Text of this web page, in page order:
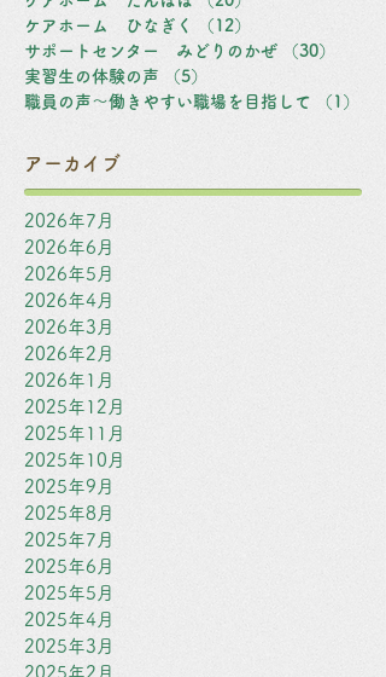
ケアホーム ひなぎく
（12）
サポートセンター みどりのかぜ
（30）
実習生の体験の声
（5）
職員の声～働きやすい職場を目指して
（1）
アーカイブ
2026年7月
2026年6月
2026年5月
2026年4月
2026年3月
2026年2月
2026年1月
2025年12月
2025年11月
2025年10月
2025年9月
2025年8月
2025年7月
2025年6月
2025年5月
2025年4月
2025年3月
2025年2月